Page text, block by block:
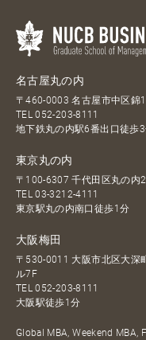
名古屋丸の内
〒460-0003 名古屋市中区錦
TEL052-203-8111
地下鉄丸の内駅6番出口徒歩
東京丸の内
〒100-6307 千代田区丸の内
TEL03-3212-4111
東京駅丸の内南口徒歩1分
大阪梅田
〒530-0011 大阪市北区大深
ル7F
TEL052-203-8111
大阪駅徒歩1分
Global MBA, Weekend MBA,